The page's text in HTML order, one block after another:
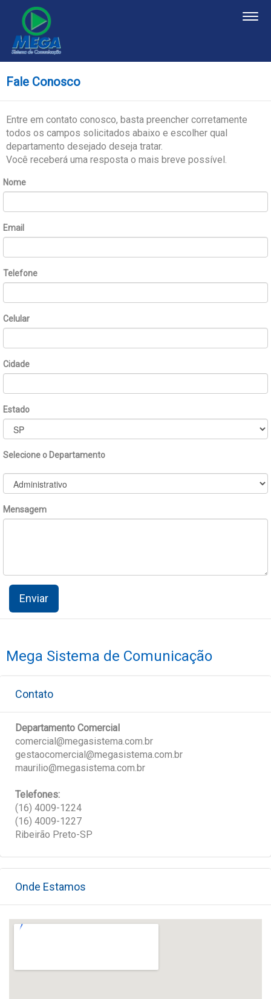
Contato
Fale Conosco
Entre em contato conosco, basta preencher corretamente
todos os campos solicitados abaixo e escolher qual
departamento desejado deseja tratar.
Você receberá uma resposta o mais breve possível.
Nome
Email
Telefone
Celular
Cidade
Estado
Selecione o Departamento
Mensagem
Enviar
Mega Sistema de Comunicação
Contato
Departamento Comercial
comercial@megasistema.com.br
gestaocomercial@megasistema.com.br
maurilio@megasistema.com.br
Telefones:
(16) 4009-1224
(16) 4009-1227
Ribeirão Preto-SP
Onde Estamos